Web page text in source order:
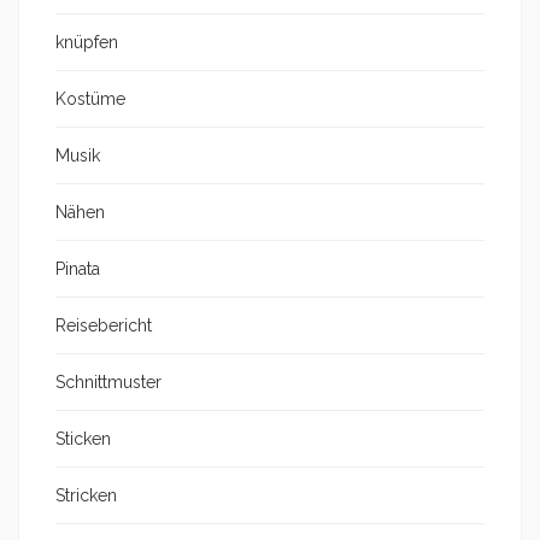
knüpfen
Kostüme
Musik
Nähen
Pinata
Reisebericht
Schnittmuster
Sticken
Stricken